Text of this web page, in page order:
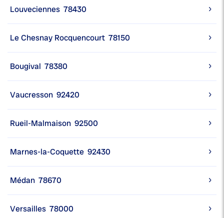
Louveciennes 78430
Le Chesnay Rocquencourt 78150
Bougival 78380
Vaucresson 92420
Rueil-Malmaison 92500
Marnes-la-Coquette 92430
Médan 78670
Versailles 78000